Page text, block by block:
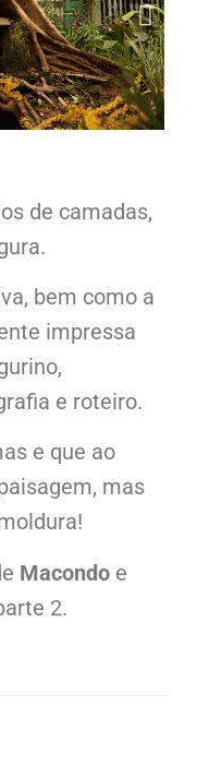
de camadas,
bem como a
impressa
e roteiro.
e que ao
mas
Macondo e
2.